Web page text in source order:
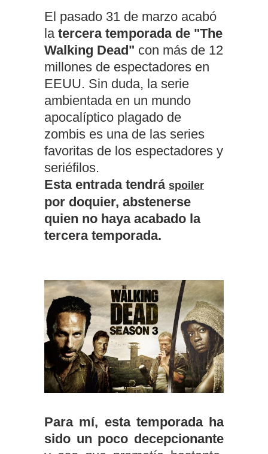
El pasado 31 de marzo acabó
la tercera temporada de "The
Walking Dead" con más de 12
millones de espectadores en
EEUU. Sin duda, la serie
ambientada en un mundo
apocalíptico plagado de
zombis es una de las series
favoritas de los espectadores y
seriéfilos.
Esta entrada tendrá spoiler
por doquier, abstenerse
quien no haya acabado la
tercera temporada.
Para mí, esta temporada ha
sido un poco decepcionante